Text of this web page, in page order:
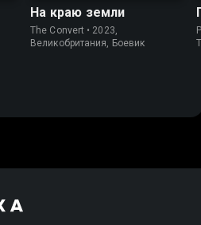
На краю земли
The Convert • 2023,
Великобритания, Боевик